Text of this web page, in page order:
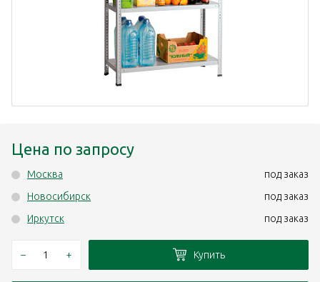
Цена по запросу
Москва
под заказ
Новосибирск
под заказ
Иркутск
под заказ
– + Купить